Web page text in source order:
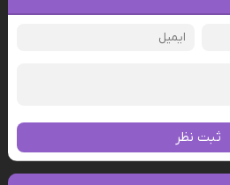
ثبت نظر